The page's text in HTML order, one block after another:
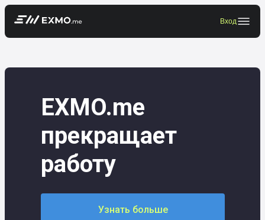
Вход
EXMO.me
прекращает
работу
Узнать больше